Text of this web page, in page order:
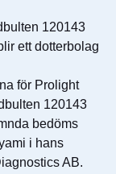
120143
ett dotterbolag
för Prolight
120143
bedöms
i hans
AB.